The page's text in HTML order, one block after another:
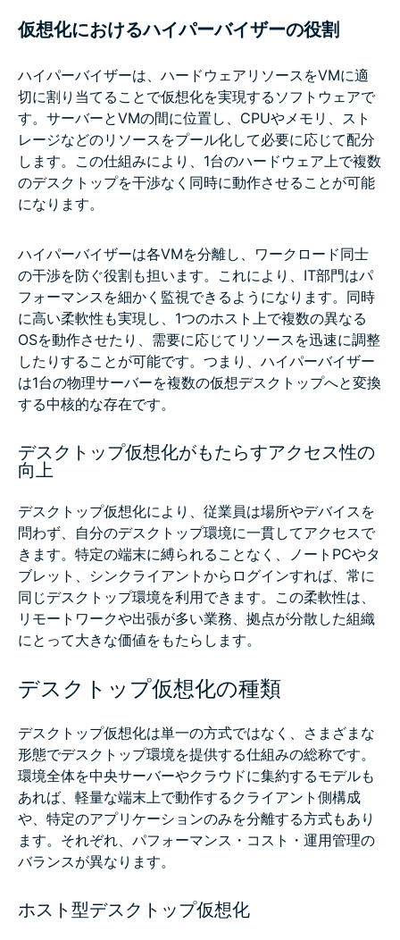
仮想化におけるハイパーバイザーの役割
ハイパーバイザーは、ハードウェアリソースをVMに適
切に割り当てることで仮想化を実現するソフトウェアで
す。サーバーとVMの間に位置し、CPUやメモリ、スト
レージなどのリソースをプール化して必要に応じて配分
します。この仕組みにより、1台のハードウェア上で複数
のデスクトップを干渉なく同時に動作させることが可能
になります。
ハイパーバイザーは各VMを分離し、ワークロード同士
の干渉を防ぐ役割も担います。これにより、IT部門はパ
フォーマンスを細かく監視できるようになります。同時
に高い柔軟性も実現し、1つのホスト上で複数の異なる
OSを動作させたり、需要に応じてリソースを迅速に調整
したりすることが可能です。つまり、ハイパーバイザー
は1台の物理サーバーを複数の仮想デスクトップへと変換
する中核的な存在です。
デスクトップ仮想化がもたらすアクセス性の
向上
デスクトップ仮想化により、従業員は場所やデバイスを
問わず、自分のデスクトップ環境に一貫してアクセスで
きます。特定の端末に縛られることなく、ノートPCやタ
ブレット、シンクライアントからログインすれば、常に
同じデスクトップ環境を利用できます。この柔軟性は、
リモートワークや出張が多い業務、拠点が分散した組織
にとって大きな価値をもたらします。
デスクトップ仮想化の種類
デスクトップ仮想化は単一の方式ではなく、さまざまな
形態でデスクトップ環境を提供する仕組みの総称です。
環境全体を中央サーバーやクラウドに集約するモデルも
あれば、軽量な端末上で動作するクライアント側構成
や、特定のアプリケーションのみを分離する方式もあり
ます。それぞれ、パフォーマンス・コスト・運用管理の
バランスが異なります。
ホスト型デスクトップ仮想化